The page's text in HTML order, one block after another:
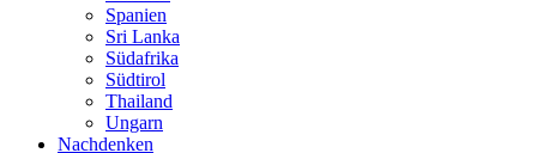
Spanien
Sri Lanka
Südafrika
Südtirol
Thailand
Ungarn
Nachdenken